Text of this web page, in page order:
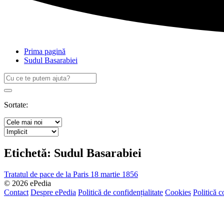
Prima pagină
Sudul Basarabiei
Caută
după:
Search
Sortate:
Etichetă: Sudul Basarabiei
Tratatul de pace de la Paris 18 martie 1856
© 2026 ePedia
Contact Despre ePedia Politică de confidențialitate Cookies Politică